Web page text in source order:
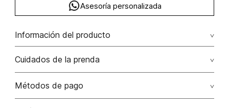
Asesoría personalizada
Información del producto
Lino 100% 100.00% lino/linen
Cuidados de la prenda
Lavado profesional en húmedo (w) planchar con vapor
Métodos de pago